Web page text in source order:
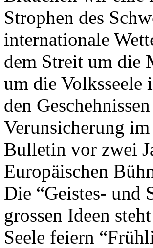
Strophen des
internationale
dem Streit um die
um die
den
Verunsicherung
Bulletin vor zwei
Europäischen
Die “Geistes- und
grossen Ideen
Seele feiern